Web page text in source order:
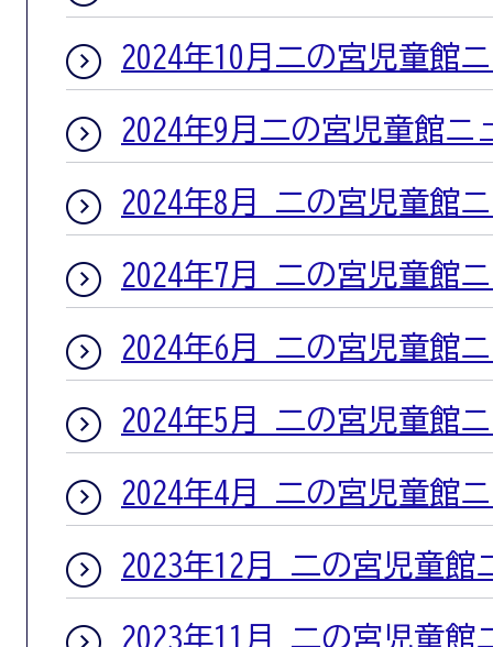
2024年10月二の宮児童館
2024年9月二の宮児童館ニ
2024年8月 二の宮児童館
2024年7月 二の宮児童館
2024年6月 二の宮児童館
2024年5月 二の宮児童館
2024年4月 二の宮児童館
2023年12月 二の宮児童館
2023年11月 二の宮児童館